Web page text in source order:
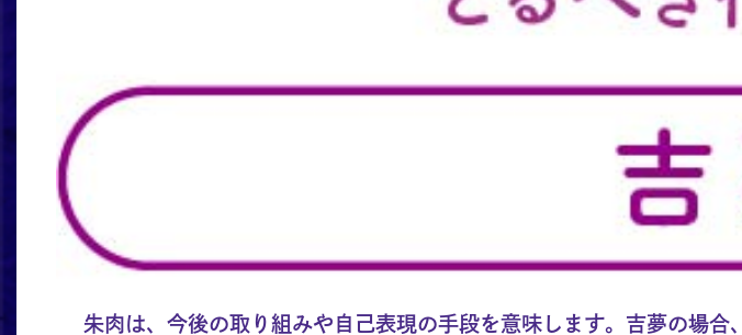
朱肉は、今後の取り組みや自己表現の手段を意味します。吉夢の場合、